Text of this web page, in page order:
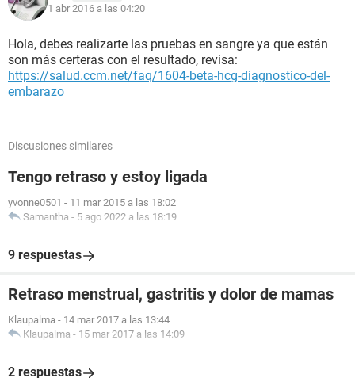
1 abr 2016 a las 04:20
Hola, debes realizarte las pruebas en sangre ya que están
son más certeras con el resultado, revisa:
https://salud.ccm.net/faq/1604-beta-hcg-diagnostico-del-
embarazo
Discusiones similares
Tengo retraso y estoy ligada
yvonne0501 - 11 mar 2015 a las 18:02
Samantha - 5 ago 2022 a las 18:19
9 respuestas
Retraso menstrual, gastritis y dolor de mamas
Klaupalma - 14 mar 2017 a las 13:44
Klaupalma - 15 mar 2017 a las 14:09
2 respuestas